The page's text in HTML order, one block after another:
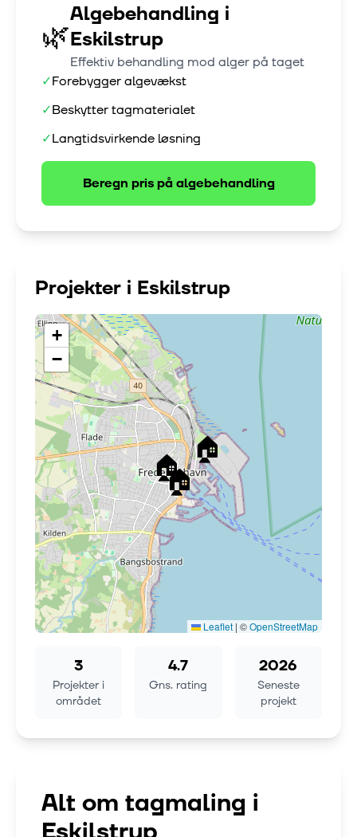
🌿
Algebehandling i
Eskilstrup
Effektiv behandling mod alger på taget
✓Forebygger algevækst
✓Beskytter tagmaterialet
✓Langtidsvirkende løsning
Beregn pris påalgebehandling
Projekter i Eskilstrup
🏠
🏠 🏠
+
−
Leaflet | ©OpenStreetMap
3
Projekter i
området
4.7
Gns. rating
2026
Seneste
projekt
Alt om tagmaling i